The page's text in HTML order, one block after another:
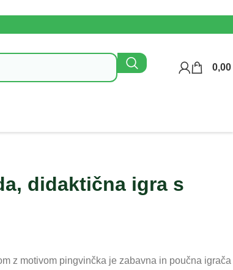
0,00
didaktična igra s
z motivom pingvinčka je zabavna in poučna igrača